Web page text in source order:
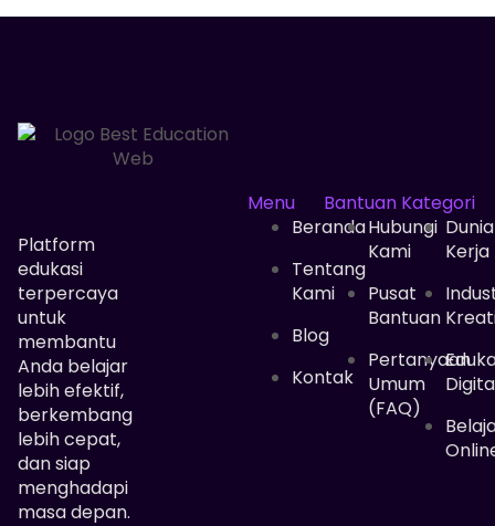
Platform
edukasi
terpercaya
untuk
membantu
Anda belajar
lebih efektif,
berkembang
lebih cepat,
dan siap
menghadapi
masa depan.
Menu
Beranda
Tentang
Kami
Blog
Kontak
Bantuan
Hubungi
Kami
Pusat
Bantuan
Pertanyaan
Umum
(FAQ)
Kategori
Dunia
Kerja